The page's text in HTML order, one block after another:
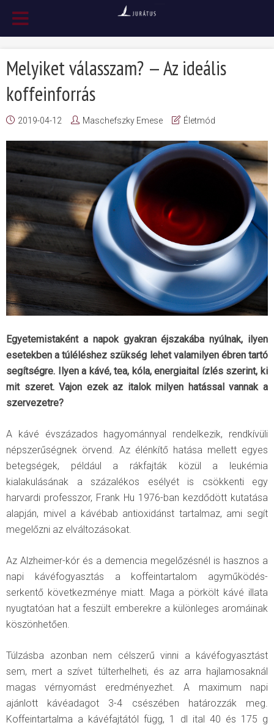
Melyiket válasszam? — Az ideális
koffeinforrás
2019-04-12 Maschefszky Emese Életmód
Egyetemistaként a napok gyakran éjszakába nyúlnak, ilyen
esetekben a túléléshez szükség lehet valamilyen ébren tartó
segítségre. Ilyen a kávé, tea, kóla, energiaital ízlés szerint, ki
mit szeret. Vajon ezek az italok milyen hatással vannak a
szervezetre?
A kávé évszázados hagyománnyal rendelkezik, rendkívüli
népszerűségnek örvend. Az élénkítő hatása mellett egyes
betegségek, például a rákfajták közül a leukémia
kialakulásának a százalékos esélyét is csökkenti egy
harvardi professzor, Frank Hu 1976-ban kezdődött kutatása
alapján, mivel a kávébab antioxidánst tartalmaz, ami segít
megelőzni az elváltozásokat.
Az Alzheimer-kór és a demencia megelőzésnél is hasznos a
napi kávéfogyasztás a koffeintartalom agyműködés-
serkentő következménye miatt. Maga a pörkölt kávé illata
nyugtatóan hat a feszült emberekre a különleges aromáinak
köszönhetően.
Túlzásba azonban nem célszerű vinni a kávéfogyasztást
sem, mert a szívet túlterhelheti, és az arra hajlamosaknál
magas vérnyomást eredményezhet. A maximum napi
ajánlott kávéadagot 3-4 csészében határozzák meg.
Koffeintartalma a kávéfajtától függ, 1 dl ital 40 és 175 g